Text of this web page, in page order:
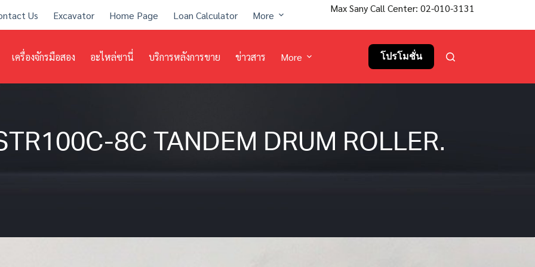
Us Excavator Home Page Loan Calculator More
Max Sany Call Center: 02-010-3131
เครื่องจักรมือสอง อะไหล่ซานี่ บริการหลังการขาย ข่าวสาร More โปรโมชั่น
8C TANDEM DRUM ROLLER.